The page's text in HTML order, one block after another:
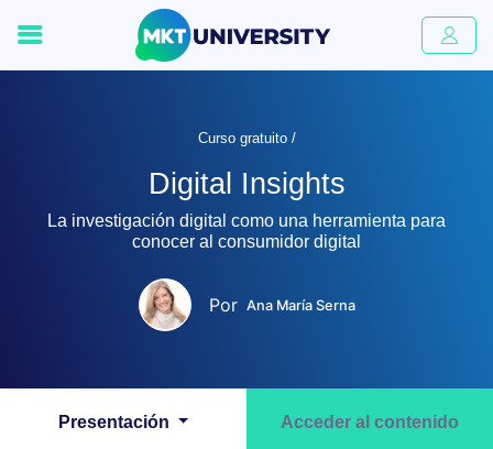
Curso gratuito /
Digital Insights
La investigación digital como una herramienta para
conocer al consumidor digital
Por Ana María Serna
Presentación Acceder al contenido